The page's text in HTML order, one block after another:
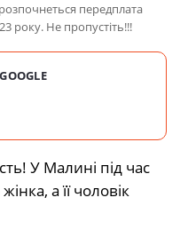
передплата
року. Не пропустіть!!!
У Малині під час
а її чоловік